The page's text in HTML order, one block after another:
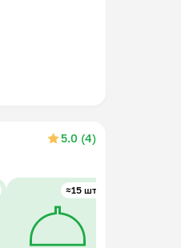
5.0 (4)
≈15 шт.